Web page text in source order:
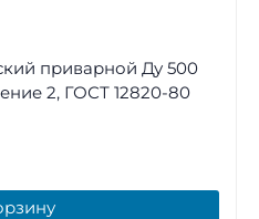
приварной Ду 500
2, ГОСТ 12820-80